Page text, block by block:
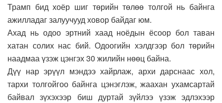
Трамп бид хоёр шиг төрийн төлөө толгой нь байнга
ажилладаг залуучууд ховор байдаг юм.
Ахад нь одоо эртний хаад ноёдын ёсоор бол таван
хатан солих нас бий. Одоогийн хэлдгээр бол төрийн
наадмаа үзэж цэнгэх 30 жилийн нөөц байна.
Дүү нар эрүүл мэндээ хайрлаж, архи дарснаас хол,
тархи толгойгоо байнга цэнэглэж, жаахан ухамсартай
байвал зүхэхээр биш дуртай зүйлээ үзэж эдлэхээр